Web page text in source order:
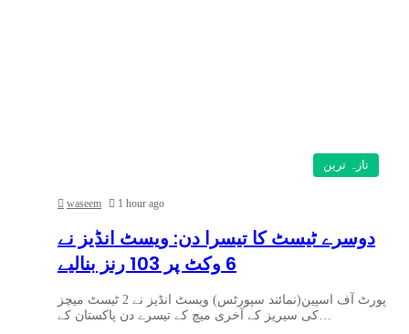
تازہ ترین
waseem 1 hour ago
دوسرے ٹیسٹ کا تیسرا دن: ویسٹ انڈیز نے
6 وکٹ پر 103 رنز بنالیے
پورٹ آف اسپین(نمائند سپورٹس) ویسٹ انڈیز نے 2 ٹیسٹ میچز
کی سیریز کے آخری میچ کے تیسرے دن پاکستان کے…